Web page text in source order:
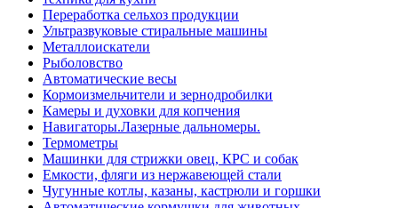
Переработка сельхоз продукции
Ультразвуковые стиральные машины
Металлоискатели
Рыболовство
Автоматические весы
Кормоизмельчители и зернодробилки
Камеры и духовки для копчения
Навигаторы.Лазерные дальномеры.
Термометры
Машинки для стрижки овец, КРС и собак
Емкости, фляги из нержавеющей стали
Чугунные котлы, казаны, кастрюли и горшки